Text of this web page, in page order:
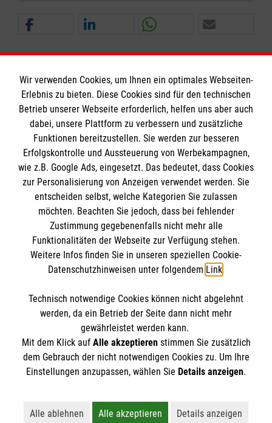
Informationen
Impressum
Datenschutz
Barrierefreiheit
Kontakt
Medizinproduktesicherheit
Die Malteser
Malteser in Deutschland
Malteserorden
Sharepoint
Spendenkonto
Pax-Bank für Kirche und Caritas eG
IBAN: DE79 3706 0120 1201 2200 13
BIC: GENODED1PA7
So finden Sie uns
Malteser Hilfsdienst e.V.
Diözesan- und Bezirksgeschäftsstelle
67346 Speyer
Der Malteser Hilfsdienst e.V. ist als eingetragene
Gewerbesteuer befreit.
Wir verwenden Cookies, um Ihnen ein optimales Webseiten-
Erlebnis zu bieten. Diese Cookies sind für den technischen
Betrieb unserer Webseite erforderlich, helfen uns aber auch
dabei, unsere Plattform zu verbessern und zusätzliche
Funktionen bereitzustellen. Sie werden zur besseren
Erfolgskontrolle und Aussteuerung von Werbekampagnen,
wie z.B. Google Ads, eingesetzt. Das bedeutet, dass Cookies
zur Personalisierung von Anzeigen verwendet werden. Sie
entscheiden selbst, welche Kategorien Sie zulassen
möchten. Beachten Sie jedoch, dass bei fehlender
Zustimmung gegebenenfalls nicht mehr alle
Funktionalitäten der Webseite zur Verfügung stehen.
Weitere Infos finden Sie in unseren speziellen Cookie-
Datenschutzhinweisen unter folgendem Link.
Technisch notwendige Cookies können nicht abgelehnt
werden, da ein Betrieb der Seite dann nicht mehr
gewährleistet werden kann.
Mit dem Klick auf Alle akzeptierenstimmen Sie zusätzlich
dem Gebrauch der nicht notwendigen Cookies zu. Um Ihre
Einstellungen anzupassen, wählen Sie Details anzeigen.
Alle ablehnen
Alle akzeptieren
Details anzeigen